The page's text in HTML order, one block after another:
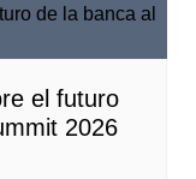
el futuro
2026